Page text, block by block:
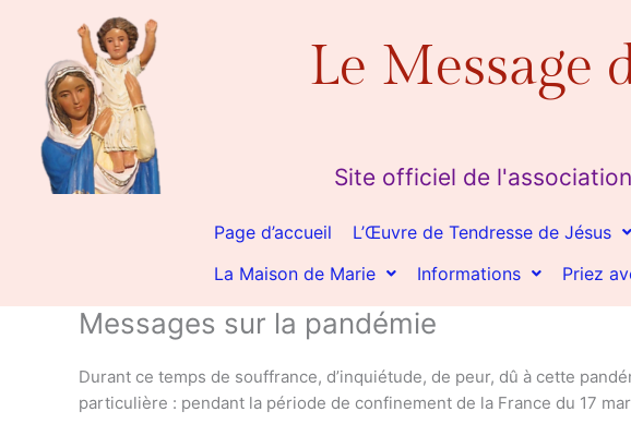
contenu
Le Message
Site officiel de
Page d’accueil L’Œuvre de Tendresse de Jésus
La Maison de Marie
Informations Priez
Messages sur la pandémie
Durant ce temps de souffrance, d’inquiétude, de peur, dû à cette
particulière : pendant la période de confinement de la France du 17